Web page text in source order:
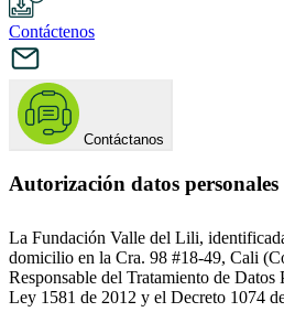
Contáctenos
Contáctanos
Autorización datos personales
La Fundación Valle del Lili,
domicilio en la Cra. 98 #18-49, Cali
Responsable del Tratamiento de Datos
Ley 1581 de 2012 y el Decreto 1074